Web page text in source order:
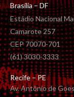
Brasília – DF
Estádio Nacional
Camarote 257
CEP 70070-701
(61) 3030-3333
Recife – PE
Av. Antônio de